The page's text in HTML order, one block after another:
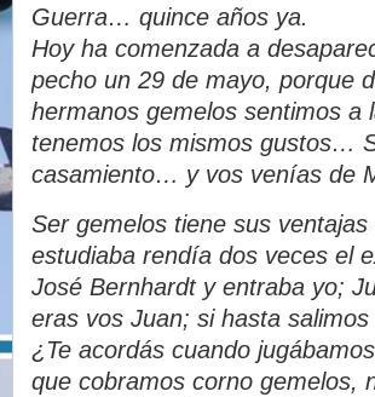
Guerra… quince años ya.
Hoy ha comenzada a
pecho un 29 de mayo, porque
hermanos gemelos sentimos a
tenemos los mismos gustos…
casamiento… y vos venías de
Ser gemelos tiene sus
estudiaba rendía dos veces el
José Bernhardt y entraba yo;
eras vos Juan; si hasta
¿Te acordás cuando
que cobramos corno gemelos,